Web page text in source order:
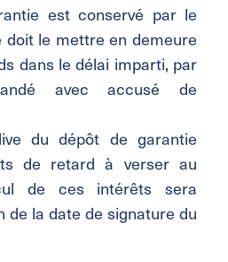
est conservé par le
doit le mettre en demeure
dans le délai imparti, par
avec accusé de
du dépôt de garantie
de retard à verser au
de ces intérêts sera
de la date de signature du